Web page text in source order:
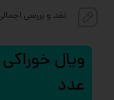
نقد و بررسی
عدد